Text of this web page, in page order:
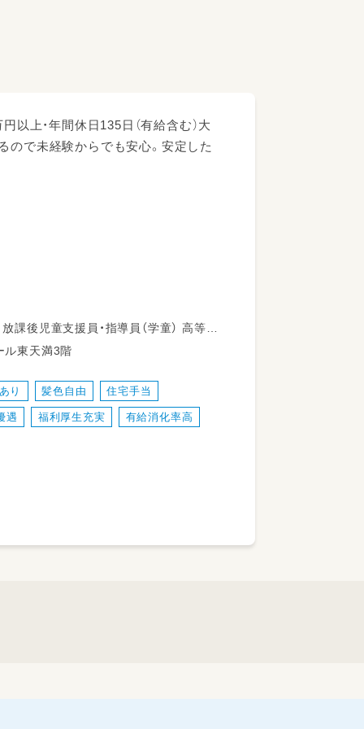
以上・年間休日135日（有給含む）大
ので未経験からでも安心。安定した
遊びを通した支援
て、実行
す。
！
み取る練習
ル東天満3階
り 髪色自由 住宅手当
遇 福利厚生充実 有給消化率高